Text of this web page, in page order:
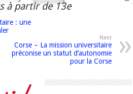
à partir de 13e
: une
Next
Corse – La mission universitaire
préconise un statut d’autonomie
pour la Corse